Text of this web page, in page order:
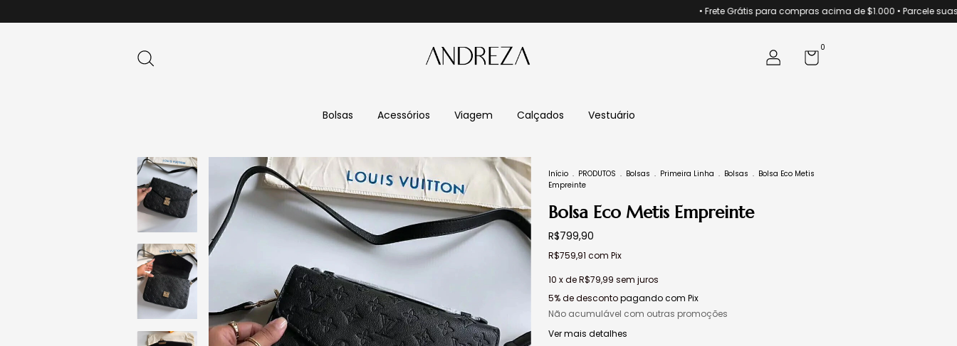
• Frete Grátis para compras acima de $1.000 • Parcele suas
0
Bolsas Acessórios Viagem Calçados Vestuário
Início . PRODUTOS . Bolsas . Primeira Linha . Bolsas . Bolsa Eco Metis
Empreinte
Bolsa Eco Metis Empreinte
R$799,90
R$759,91 com Pix
10 x deR$79,99 sem juros
5% de descontopagando com Pix
Não acumulável com outras promoções
Ver mais detalhes